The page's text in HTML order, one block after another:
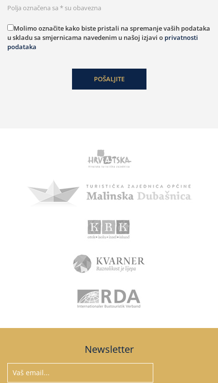
Polja označena sa * su obavezna
Molimo označite kako biste pristali na spremanje vaših podataka
u skladu sa smjernicama navedenim u našoj izjavi o privatnosti
podataka
Newsletter